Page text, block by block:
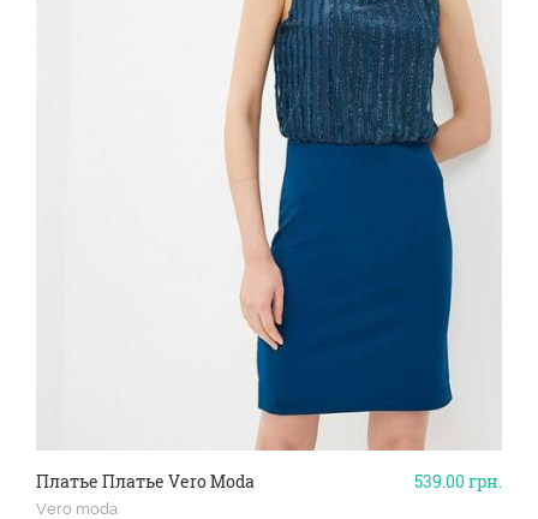
539.00грн.
Платье Платье Vero Moda
Vero moda